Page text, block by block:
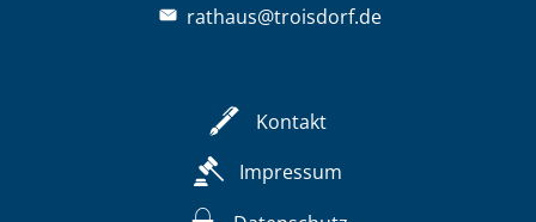
rathaus@troisdorf.de
Kontakt
Impressum